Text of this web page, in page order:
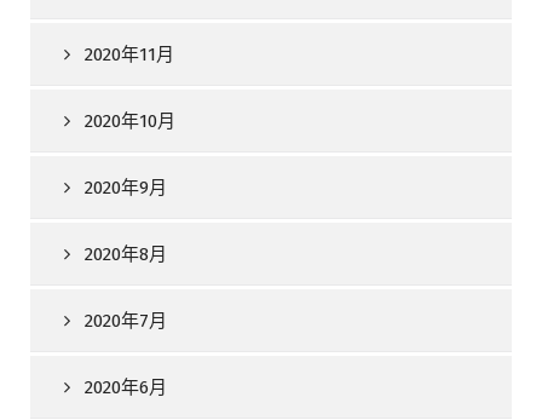
2020年11月
2020年10月
2020年9月
2020年8月
2020年7月
2020年6月